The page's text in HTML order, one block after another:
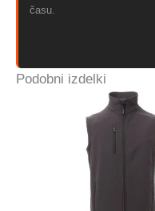
času.
Podobni izdelki